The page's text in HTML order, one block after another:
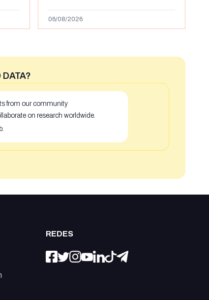
menos abril de 2026
06/08/2026
DATA?
from our community
on research worldwide.
REDES